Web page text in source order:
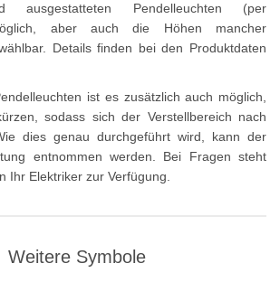
ausgestatteten Pendelleuchten (per
aber auch die Höhen mancher
Details finden bei den Produktdaten
ist es zusätzlich auch möglich,
sodass sich der Verstellbereich nach
dies genau durchgeführt wird, kann der
entnommen werden. Bei Fragen steht
Ihr Elektriker zur Verfügung.
Weitere Symbole